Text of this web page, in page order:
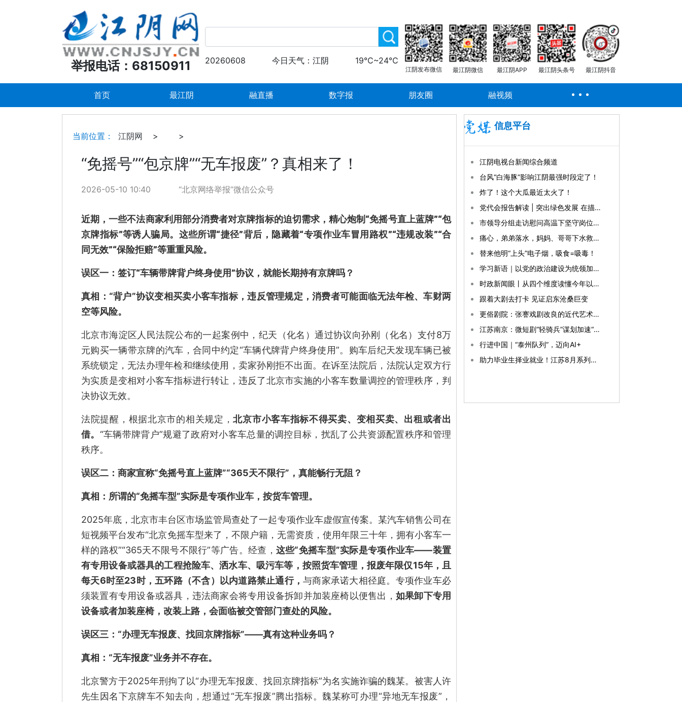
举报电话：68150911 20260608 今日天气：江阴 19℃~24℃
江阴发布微信 最江阴微信 最江阴APP 最江阴头条号 最江阴抖音
首页 最江阴 融直播 数字报 朋友圈 融视频
当前位置： 江阴网 > >
“免摇号”“包京牌”“无车报废”？真相来了！
2026-05-10 10:40 “北京网络举报”微信公众号
近期，一些不法商家利用部分消费者对京牌指标的迫切需求，精心炮制“免摇号直上蓝牌”“包
京牌指标”等诱人骗局。这些所谓“捷径”背后，隐藏着“专项作业车冒用路权”“违规改装”“合
同无效”“保险拒赔”等重重风险。
误区一：签订“车辆带牌背户终身使用”协议，就能长期持有京牌吗？
真相： “背户”协议变相买卖小客车指标，违反管理规定，消费者可能面临无法年检、车财两
空等风险。
北京市海淀区人民法院公布的一起案例中，纪天（化名）通过协议向孙刚（化名）支付8万
元购买一辆带京牌的汽车，合同中约定“车辆代牌背户终身使用”。购车后纪天发现车辆已被
系统锁定，无法办理年检和继续使用，卖家孙刚拒不出面。在诉至法院后，法院认定双方行
为实质是变相对小客车指标进行转让，违反了北京市实施的小客车数量调控的管理秩序，判
决协议无效。
法院提醒，根据北京市的相关规定，北京市小客车指标不得买卖、变相买卖、出租或者出
借。 “车辆带牌背户”规避了政府对小客车总量的调控目标，扰乱了公共资源配置秩序和管理
秩序。
误区二：商家宣称“免摇号直上蓝牌”“365天不限行”，真能畅行无阻？
真相： 所谓的“免摇车型”实际是专项作业车，按货车管理。
2025年底，北京市丰台区市场监管局查处了一起专项作业车虚假宣传案。某汽车销售公司在
短视频平台发布“北京免摇车型来了，不限户籍，无需资质，使用年限三十年，拥有小客车一
样的路权”“365天不限号不限行”等广告。经查， 这些“免摇车型”实际是专项作业车——装置
有专用设备或器具的工程抢险车、洒水车、吸污车等，按照货车管理，报废年限仅15年，且
每天6时至23时，五环路（不含）以内道路禁止通行，与商家承诺大相径庭。专项作业车必
须装置有专用设备或器具，违法商家会将专用设备拆卸并加装座椅以便售出， 如果卸下专用
设备或者加装座椅，改装上路，会面临被交管部门查处的风险。
误区三：“办理无车报废、找回京牌指标”——真有这种业务吗？
真相： “无车报废”业务并不存在。
北京警方于2025年刑拘了以“办理无车报废、找回京牌指标”为名实施诈骗的魏某。被害人许
先生因名下京牌车不知去向，想通过“无车报废”腾出指标。魏某称可办理“异地无车报废”，
信息平台
江阴电视台新闻综合频道
台风“白海豚”影响江阴最强时段定了！
炸了！这个大瓜最近太火了！
党代会报告解读 | 突出绿色发展 在描绘美丽江阴新画卷上全面发力
市领导分组走访慰问高温下坚守岗位的一线劳动者
痛心，弟弟落水，妈妈、哥哥下水救人不幸溺亡，现场目击者：爸爸抱着弟弟守在岸边，弟弟一直在哭
替来他明“上头”电子烟，吸食=吸毒！
学习新语｜以党的政治建设为统领加强党的各方面建设
时政新闻眼丨从四个维度读懂今年以来中国元首外交
跟着大剧去打卡 见证启东沧桑巨变
更俗剧院：张謇戏剧改良的近代艺术丰碑
江苏南京：微短剧“轻骑兵”谋划加速“出海”
行进中国｜“泰州队列”，迈向AI+
助力毕业生择业就业！江苏8月系列招聘活动持续开展